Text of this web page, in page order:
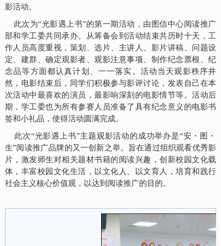
影活动。
此次为“光影遇上书”的第一期活动，由图信中心阅读推广
部和学工委共同承办。从筹备会到活动结束共历时十天，工
作人员高度重视，策划、选片、主讲人、影片讲稿、问题设
定、建群、确定观影者、观影注意事项、制作纪念票根、纪
念品等方面都认真计划、一一落实。 活动当天观影秩序井
然，电影结束后，同学们积极参与影评讨论，发表自己在本
次活动中最喜欢的演员，最影响深刻的电影情节等。活动后
期，学工委也为所有参赛人员准备了具有纪念意义的电影书
签和小礼品 ，使得活动圆满完成。
此次“光影遇上书”主题观影活动的成功举办是“安・图・
生”阅读推广品牌的又一创新之举。旨在通过组织观看优秀影
片，激发师生对相关题材书籍的阅读兴趣，创新校园文化载
体，丰富校园文化生活，以文化人、以文育人，培育和践行
社会主义核心价值观，以达到阅读推广的目的。